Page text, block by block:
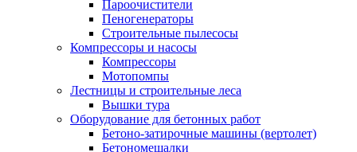
Пароочистители
Пеногенераторы
Строительные пылесосы
Компрессоры и насосы
Компрессоры
Мотопомпы
Лестницы и строительные леса
Вышки тура
Оборудование для бетонных работ
Бетоно-затирочные машины (вертолет)
Бетономешалки